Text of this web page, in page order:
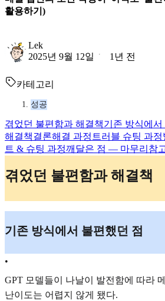
활용하기)
Lek
2025년 9월 12일
1년 전
카테고리
성공
겪었던 불편함과 해결책기존 방식에서
해결책결론해결 과정 트러블 슈팅 과정
트 & 슈팅 과정깨달은 점 — 마무리 참
겪었던 불편함과 해결책
기존 방식에서 불편했던 점
•
GPT 모델들이 나날이 발전함에 따라
난이도는 어렵지 않게 됐다.